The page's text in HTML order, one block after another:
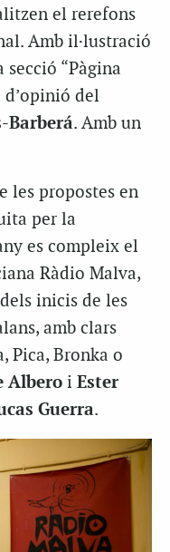
el rerefons
Amb il·lustració
secció “Pàgina
del
Barberá. Amb un
les propostes en
per la
es compleix el
Ràdio Malva,
inicis de les
amb clars
Pica, Bronka o
Albero i Ester
Guerra.